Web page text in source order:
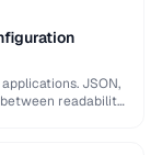
JSON,
readability,